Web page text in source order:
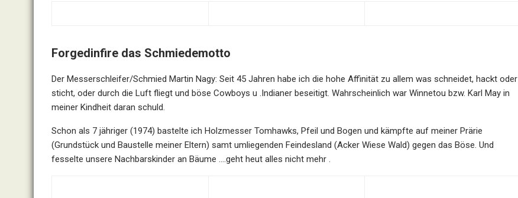
Forgedinfire das Schmiedemotto
Der Messerschleifer/Schmied Martin Nagy: Seit 45 Jahren habe ich die hohe Affinität zu allem was schneidet, hackt oder
sticht, oder durch die Luft fliegt und böse Cowboys u .Indianer beseitigt. Wahrscheinlich war Winnetou bzw. Karl May in
meiner Kindheit daran schuld.
Schon als 7 jähriger (1974) bastelte ich Holzmesser Tomhawks, Pfeil und Bogen und kämpfte auf meiner Prärie
(Grundstück und Baustelle meiner Eltern) samt umliegenden Feindesland (Acker Wiese Wald) gegen das Böse. Und
fesselte unsere Nachbarskinder an Bäume ….geht heut alles nicht mehr .